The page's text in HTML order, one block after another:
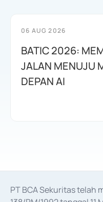
06 AUG 2026
BATIC 2026:
JALAN MENUJU
DEPAN AI
PT BCA Sekuritas telah